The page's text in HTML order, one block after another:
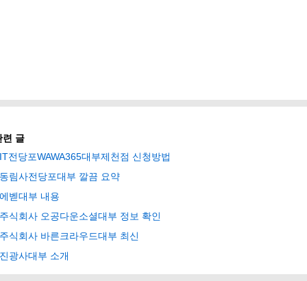
련 글
IT전당포WAWA365대부제천점 신청방법
동림사전당포대부 깔끔 요약
에벧대부 내용
주식회사 오공다운소셜대부 정보 확인
주식회사 바른크라우드대부 최신
진광사대부 소개